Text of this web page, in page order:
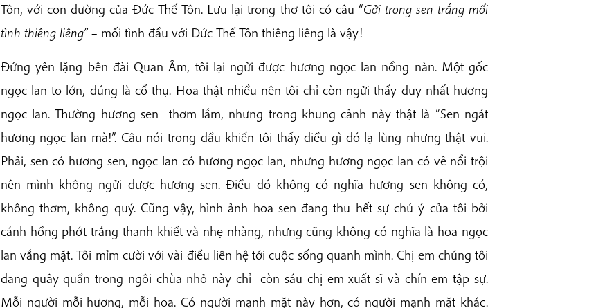
Tôn, với con đường của Đức Thế Tôn. Lưu lại trong thơ tôi có câu “Gởi trong sen trắng mối
tình thiêng liêng” – mối tình đầu với Đức Thế Tôn thiêng liêng là vậy!
Đứng yên lặng bên đài Quan Âm, tôi lại ngửi được hương ngọc lan nồng nàn. Một gốc
ngọc lan to lớn, đúng là cổ thụ. Hoa thật nhiều nên tôi chỉ còn ngửi thấy duy nhất hương
ngọc lan. Thường hương sen thơm lắm, nhưng trong khung cảnh này thật là “Sen ngát
hương ngọc lan mà!”. Câu nói trong đầu khiến tôi thấy điều gì đó lạ lùng nhưng thật vui.
Phải, sen có hương sen, ngọc lan có hương ngọc lan, nhưng hương ngọc lan có vẻ nổi trội
nên mình không ngửi được hương sen. Điều đó không có nghĩa hương sen không có,
không thơm, không quý. Cũng vậy, hình ảnh hoa sen đang thu hết sự chú ý của tôi bởi
cánh hồng phớt trắng thanh khiết và nhẹ nhàng, nhưng cũng không có nghĩa là hoa ngọc
lan vắng mặt. Tôi mỉm cười với vài điều liên hệ tới cuộc sống quanh mình. Chị em chúng tôi
đang quây quần trong ngôi chùa nhỏ này chỉ còn sáu chị em xuất sĩ và chín em tập sự.
Mỗi người mỗi hương, mỗi hoa. Có người mạnh mặt này hơn, có người mạnh mặt khác.